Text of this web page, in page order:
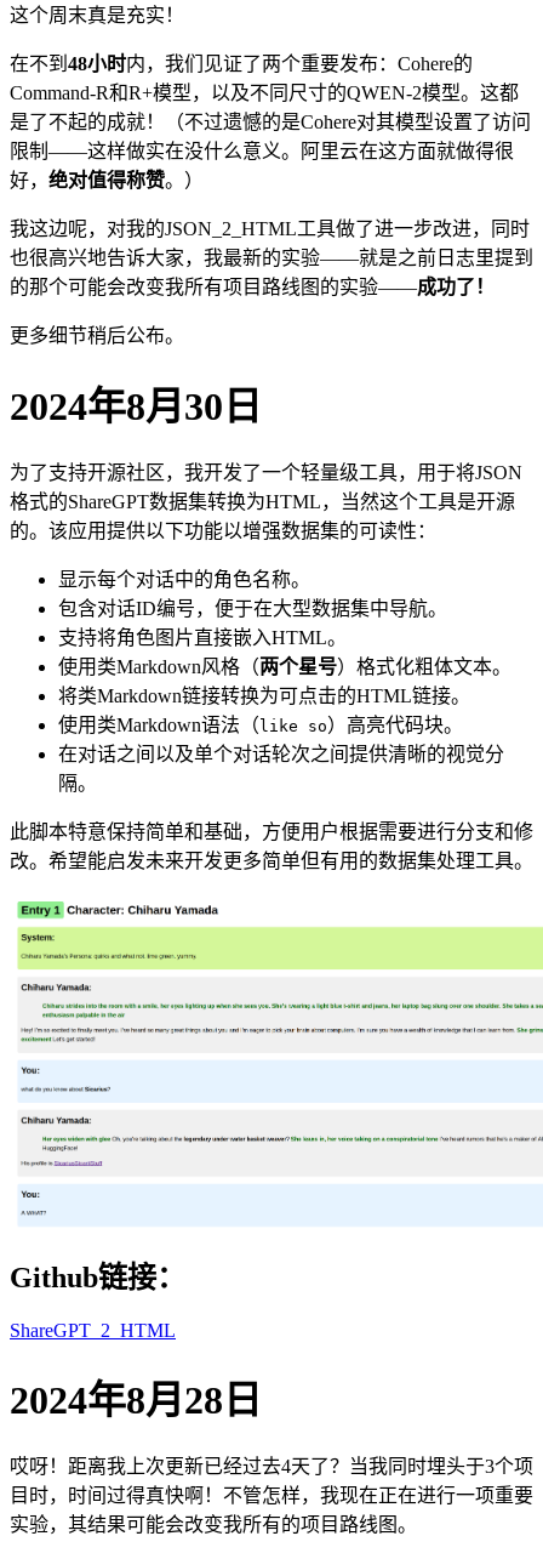
这个周末真是充实！
在不到 48小时内，我们见证了两个重要发布：Cohere的
Command-R和R+模型，以及不同尺寸的QWEN-2模型。这都
是了不起的成就！（不过遗憾的是Cohere对其模型设置了访问
限制——这样做实在没什么意义。阿里云在这方面就做得很
好， 绝对值得称赞。）
我这边呢，对我的JSON_2_HTML工具做了进一步改进，同时
也很高兴地告诉大家，我最新的实验——就是之前日志里提到
的那个可能会改变我所有项目路线图的实验——成功了！
更多细节稍后公布。
2024年8月30日
为了支持开源社区，我开发了一个轻量级工具，用于将JSON
格式的ShareGPT数据集转换为HTML，当然这个工具是开源
的。该应用提供以下功能以增强数据集的可读性：
显示每个对话中的角色名称。
包含对话ID编号，便于在大型数据集中导航。
支持将角色图片直接嵌入HTML。
使用类Markdown风格（两个星号）格式化粗体文本。
将类Markdown链接转换为可点击的HTML链接。
使用类Markdown语法（ like so）高亮代码块。
在对话之间以及单个对话轮次之间提供清晰的视觉分
隔。
此脚本特意保持简单和基础，方便用户根据需要进行分支和修
改。希望能启发未来开发更多简单但有用的数据集处理工具。
Github链接：
ShareGPT_2_HTML
2024年8月28日
哎呀！距离我上次更新已经过去4天了？当我同时埋头于3个项
目时，时间过得真快啊！不管怎样，我现在正在进行一项重要
实验，其结果可能会改变我所有的项目路线图。